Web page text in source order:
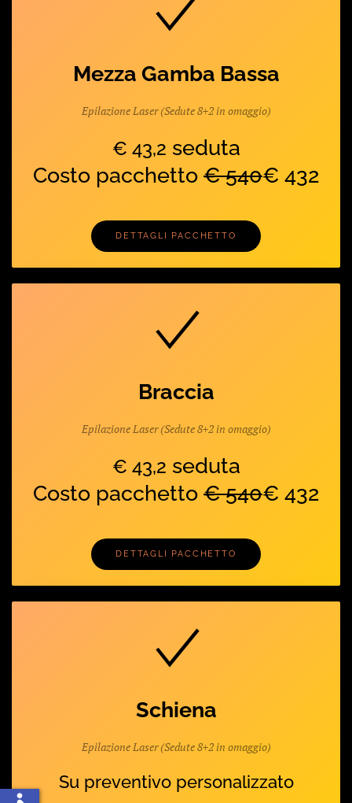
Mezza Gamba Bassa
Epilazione Laser (Sedute 8+2 in omaggio)
€ 43,2 seduta
Costo pacchetto € 540€ 432
DETTAGLI PACCHETTO
Braccia
Epilazione Laser (Sedute 8+2 in omaggio)
€ 43,2 seduta
Costo pacchetto € 540€ 432
DETTAGLI PACCHETTO
Schiena
Epilazione Laser (Sedute 8+2 in omaggio)
Su preventivo personalizzato